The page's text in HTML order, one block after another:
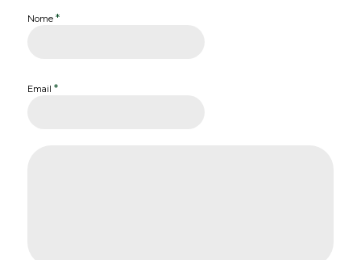
Nome *
Email *